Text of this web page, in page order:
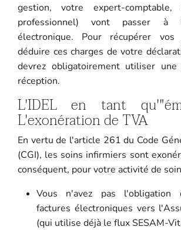
gestion, votre expert-
professionnel) vont passer à
électronique. Pour récupérer
déduire ces charges de votre
devrez obligatoirement utiliser
réception.
L'IDEL en tant
L'exonération de TVA
En vertu de l'article 261 du Code
(CGI), les soins infirmiers sont
conséquent, pour votre activité de
Vous n'avez pas l'obligation
factures électroniques vers
(qui utilise déjà le flux SESAM-